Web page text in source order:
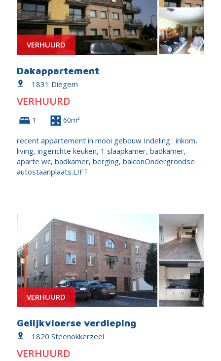
VERHUURD
Dakappartement
1831 Diegem
VERHUURD
1 60m²
recent appartement in mooi gebouw Indeling : inkom,
living, ingerichte keuken, 1 slaapkamer, badkamer,
aparte wc, badkamer, berging, balconOndergrondse
autostaanplaats.LIFT
VERHUURD
Gelijkvloerse verdieping
1820 Steenokkerzeel
VERHUURD